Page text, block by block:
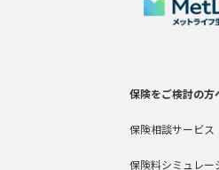
保険をご検討の方
保険相談サービス
保険料シミュレー